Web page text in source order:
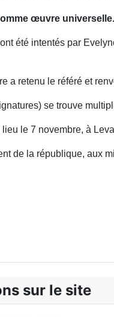
œuvre universelle.
été intentés par
a retenu le référé et
se trouve
le 7 novembre, à
de la république, aux
DE L’HISTOIRE DE
sur le site